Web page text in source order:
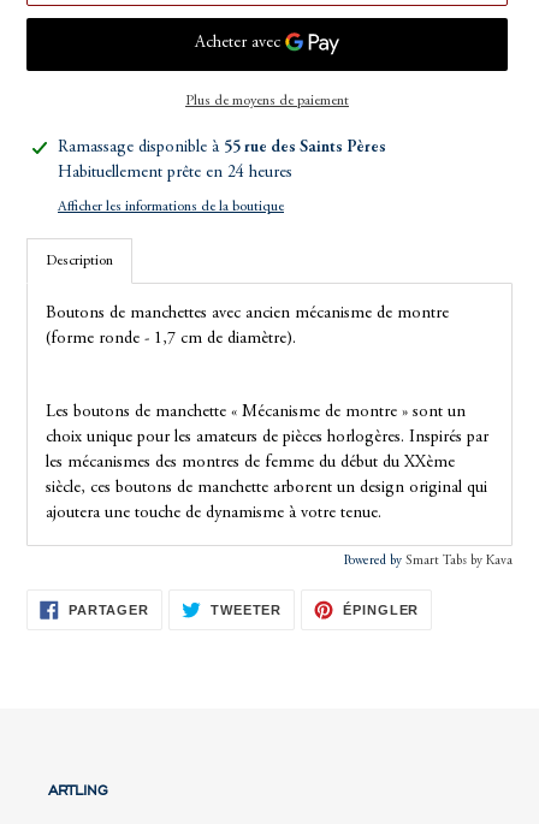
Plus de moyens de paiement
Ajout
produit
Ramassage disponible à 55 rue des Saints Pères
Habituellement prête en 24 heures
Afficher les informations de la boutique
Description
Boutons de manchettes avec ancien mécanisme de montre
(forme ronde - 1,7 cm de diamètre).
Les boutons de manchette « Mécanisme de montre » sont un
choix unique pour les amateurs de pièces horlogères. Inspirés par
les mécanismes des montres de femme du début du XXème
siècle, ces boutons de manchette arborent un design original qui
ajoutera une touche de dynamisme à votre tenue.
Powered by Smart Tabs by Kava
PARTAGER PARTAGERTWEETER TWEETERÉPINGLER
ARTLING